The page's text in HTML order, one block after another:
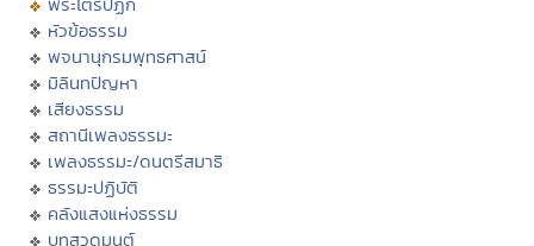
หัวข้อธรรม
พจนานุกรมพุทธศาสน์
มิลินทปัญหา
เสียงธรรม
สถานีเพลงธรรมะ
เพลงธรรมะ/ดนตรีสมาธิ
ธรรมะปฏิบัติ
คลังแสงแห่งธรรม
บทสวดมนต์